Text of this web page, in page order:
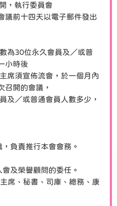
，執行委員會
四天以電子郵件發出
位永久會員及／或普
小時後
宣佈流會，於一個月內
召開的會議，
或普通會員人數多少，
推行本會會務。
譽顧問的委任。
、秘書、司庫、總務、康